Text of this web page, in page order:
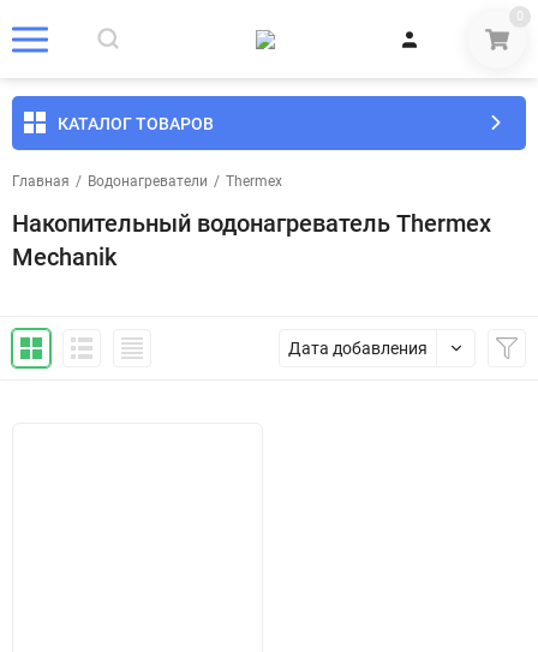
0
КАТАЛОГ ТОВАРОВ
Главная / Водонагреватели / Thermex
Накопительный водонагреватель Thermex
Mechanik
Дата добавления